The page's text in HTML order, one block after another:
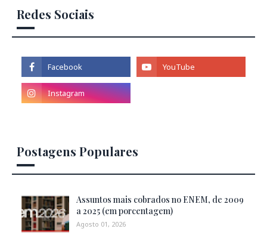
Redes Sociais
Postagens Populares
Assuntos mais cobrados no ENEM, de 2009
a 2025 (em porcentagem)
Agosto 01, 2026